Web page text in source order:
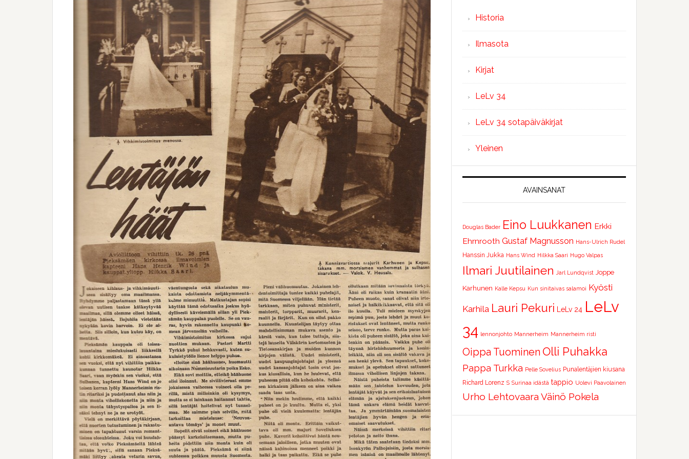
Historia
Ilmasota
Kirjat
LeLv 34
LeLv 34 sotapäiväkirjat
Yleinen
AVAINSANAT
Douglas Bader Eino Luukkanen Erkki
Ehrnrooth Gustaf Magnusson Hans-Ulrich Rudel
Hanssin Jukka Hans Wind Hilkka Saari Hugo Valpas
Ilmari Juutilainen Jarl Lundqvist Joppe
Karhunen Kalle Kepsu Kun sinitaivas salamoi Kyösti
Karhila Lauri Pekuri LeLv 24 LeLv
34 lennonjohto Mannerheim Mannerheim risti
Oippa Tuominen Olli Puhakka
Pappa Turkka Pelle Sovelius Punalentäjien kiusana
Richard Lorenz S Surinaa idästä tappio Uolevi Paavolainen
Urho Lehtovaara Väinö Pokela